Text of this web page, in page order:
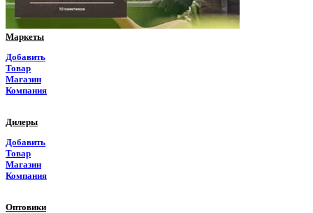
Ростовская область
Маркеты
Добавить
Товар
Магазин
Компания
Дилеры
Добавить
Товар
Магазин
Компания
Оптовики